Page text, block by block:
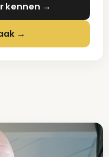
kennen →
→